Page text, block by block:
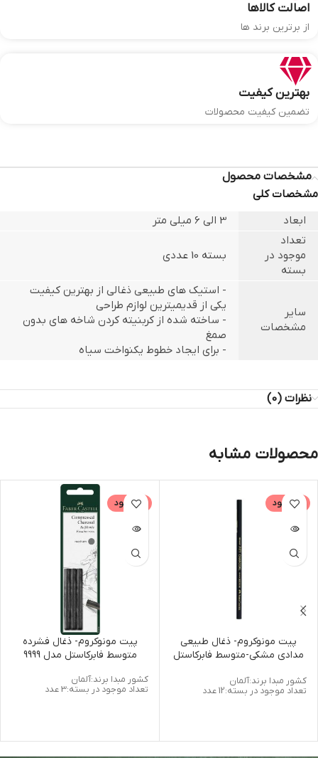
اصالت کالاها
از برترین برند ها
بهترین کیفیت
تضمین کیفیت محصولات
مشخصات محصول
مشخصات کلی
ابعاد
3 الی 6 میلی متر
تعداد
موجود در
بسته
بسته 10 عددی
سایر
مشخصات
- استیک های طبیعی ذغالی از بهترین کیفیت
یکی از قدیمیترین لوازم طراحی
- ساخته شده از کربنیته کردن شاخه های بدون
صمغ
- برای ایجاد خطوط یکنواخت سیاه
نظرات (0)
محصولات مشابه
ناموجود
پیت مونوکروم- ذغال طبیعی
مدادی مشکی-متوسط فابرکاستل
کشور مبدا برند:آلمان
تعداد موجود در بسته:12 عدد
ناموجود
پیت مونوکروم- ذغال فشرده
متوسط فابرکاستل مدل 9999
کشور مبدا برند:آلمان
تعداد موجود در بسته:3 عدد